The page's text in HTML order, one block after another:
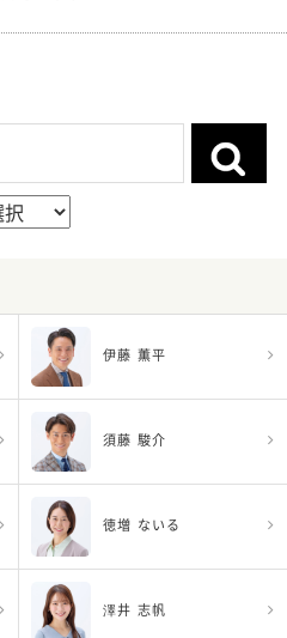
伊藤 薫平
須藤 駿介
徳増 ないる
澤井 志帆